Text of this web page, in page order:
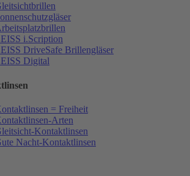
i.Scription
DriveSafe Brillengläser
Digital
= Freiheit
Arten
Kontaktlinsen
Nacht-Kontaktlinsen